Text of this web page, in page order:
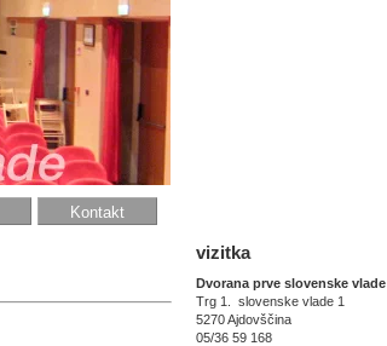
Kontakt
vizitka
Dvorana prve slovenske vlade
Trg 1. slovenske vlade 1
5270 Ajdovščina
05/36 59 168